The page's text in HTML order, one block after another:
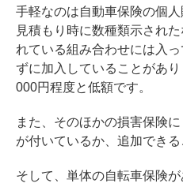
手軽なのは自動車保険の個人
見積もり時に数種類示された
れている組み合わせには入
ずに加入していることがあ
000円程度と低額です。
また、そのほかの損害保険
が付いているか、追加できる
そして、単体の自転車保険